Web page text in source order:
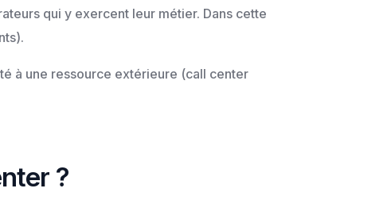
qui y exercent leur métier. Dans cette
à une ressource extérieure (call center
?